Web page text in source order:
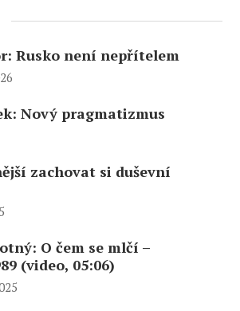
Rusko není nepřítelem
Nový pragmatizmus
zachovat si duševní
O čem se mlčí –
(video, 05:06)